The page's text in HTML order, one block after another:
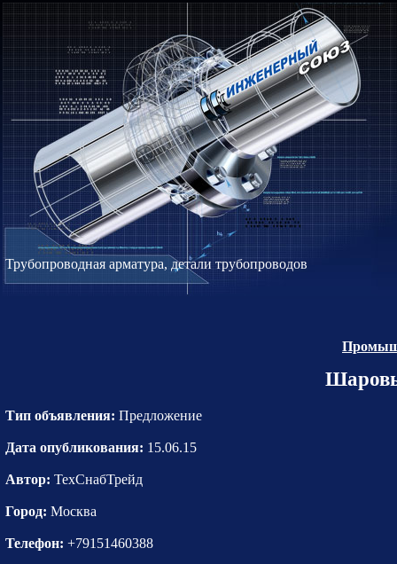
Трубопроводная арматура, детали трубопроводов
Тип объявления: Предложение
Дата опубликования: 15.06.15
Автор: ТехСнабТрейд
Город: Москва
Телефон: +79151460388